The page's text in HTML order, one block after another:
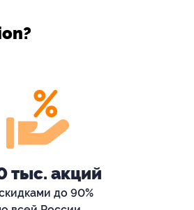
тыс. акций
до 90%